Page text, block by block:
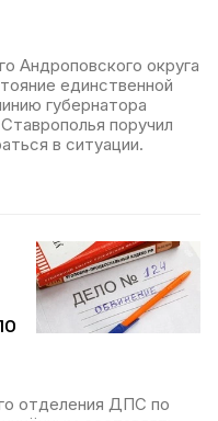
Андроповского округа
единственной
губернатора
поручил
в ситуации.
отделения ДПС по